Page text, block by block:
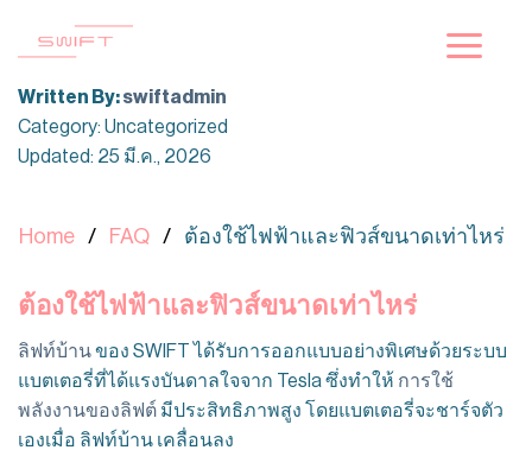
เนื้อหา
Written By:swiftadmin
Category: Uncategorized
Updated: 25 มี.ค., 2026
Home FAQ ต้องใช้ไฟฟ้าและฟิวส์ขนาดเท่าไหร่
ต้องใช้ไฟฟ้าและฟิวส์ขนาดเท่าไหร่
ลิฟท์บ้านของ SWIFT ได้รับการออกแบบอย่างพิเศษด้วยระบบ
แบตเตอรี่ที่ได้แรงบันดาลใจจาก Tesla ซึ่งทำให้ การใช้
พลังงานของลิฟต์ มีประสิทธิภาพสูง โดยแบตเตอรี่จะชาร์จตัว
เองเมื่อ ลิฟท์บ้าน เคลื่อนลง